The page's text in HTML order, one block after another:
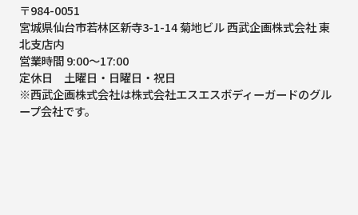
〒984-0051
宮城県仙台市若林区新寺3-1-14 菊地ビル 西武企画株式会社 東
北支店内
営業時間 9:00～17:00
定休日 土曜日・日曜日・祝日
※西武企画株式会社は株式会社エスエスボディーガードのグル
ープ会社です。